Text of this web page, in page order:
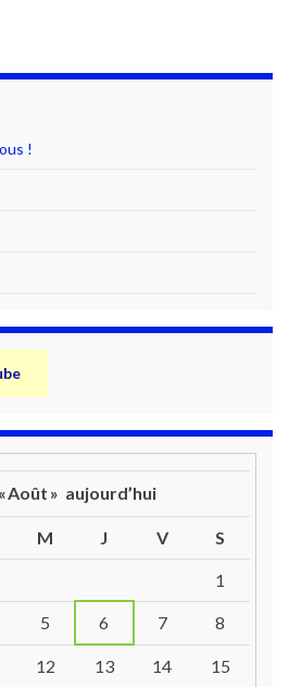
!
«Août » aujourd’hui
M J V S
1
5 6 7 8
12 13 14 15